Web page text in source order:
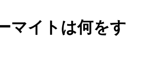
マイトは何をす